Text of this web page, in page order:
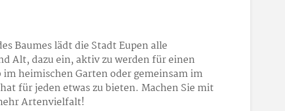
Baumes lädt die Stadt Eupen alle
Alt, dazu ein, aktiv zu werden für einen
heimischen Garten oder gemeinsam im
für jeden etwas zu bieten. Machen Sie mit
Artenvielfalt!